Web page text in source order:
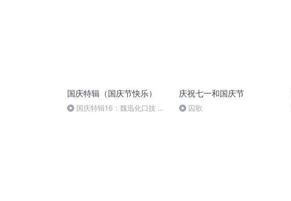
国庆特辑（国庆节快乐）
国庆特辑16：魏迅化口技 二
庆祝七一和国庆节
囚歌